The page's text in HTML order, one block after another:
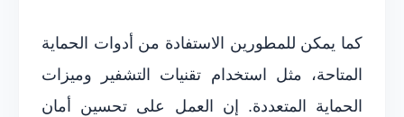
كما يمكن للمطورين الاستفادة من أدوات الحماية
المتاحة، مثل استخدام تقنيات التشفير وميزات
الحماية المتعددة. إن العمل على تحسين أمان